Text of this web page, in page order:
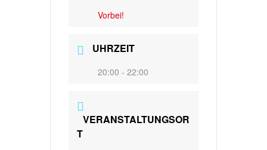
Vorbei!
UHRZEIT
20:00 - 22:00
VERANSTALTUNGSOR
T